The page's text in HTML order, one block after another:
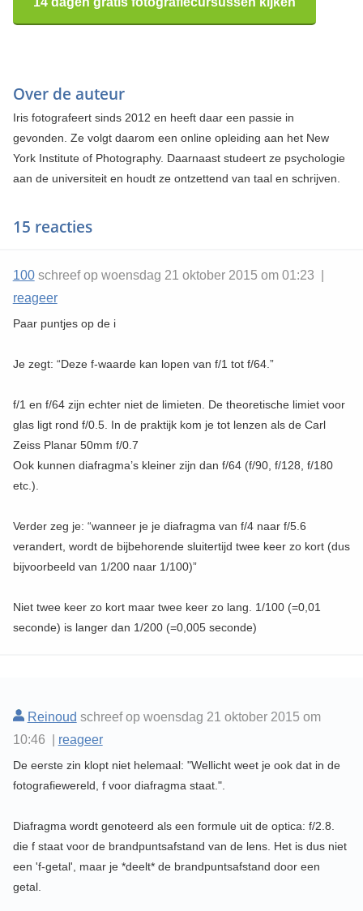
Over de auteur
Iris fotografeert sinds 2012 en heeft daar een passie in
gevonden. Ze volgt daarom een online opleiding aan het New
York Institute of Photography. Daarnaast studeert ze psychologie
aan de universiteit en houdt ze ontzettend van taal en schrijven.
15 reacties
100schreef op woensdag 21 oktober 2015 om 01:23 |
reageer
Paar puntjes op de i
Je zegt: “Deze f-waarde kan lopen van f/1 tot f/64.”
f/1 en f/64 zijn echter niet de limieten. De theoretische limiet voor
glas ligt rond f/0.5. In de praktijk kom je tot lenzen als de Carl
Zeiss Planar 50mm f/0.7
Ook kunnen diafragma’s kleiner zijn dan f/64 (f/90, f/128, f/180
etc.).
Verder zeg je: “wanneer je je diafragma van f/4 naar f/5.6
verandert, wordt de bijbehorende sluitertijd twee keer zo kort (dus
bijvoorbeeld van 1/200 naar 1/100)”
Niet twee keer zo kort maar twee keer zo lang. 1/100 (=0,01
seconde) is langer dan 1/200 (=0,005 seconde)
Reinoud schreef op woensdag 21 oktober 2015 om
10:46 | reageer
De eerste zin klopt niet helemaal: "Wellicht weet je ook dat in de
fotografiewereld, f voor diafragma staat.".
Diafragma wordt genoteerd als een formule uit de optica: f/2.8.
die f staat voor de brandpuntsafstand van de lens. Het is dus niet
een 'f-getal', maar je *deelt* de brandpuntsafstand door een
getal.